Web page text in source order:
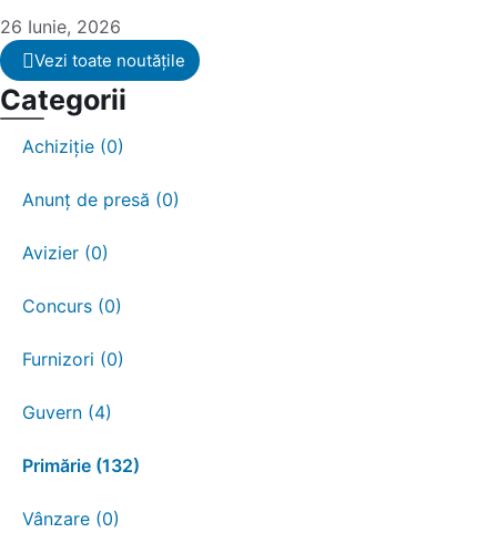
26 Iunie, 2026
Vezi toate noutățile
Categorii
Achiziție (0)
Anunț de presă (0)
Avizier (0)
Concurs (0)
Furnizori (0)
Guvern (4)
Primărie (132)
Vânzare (0)